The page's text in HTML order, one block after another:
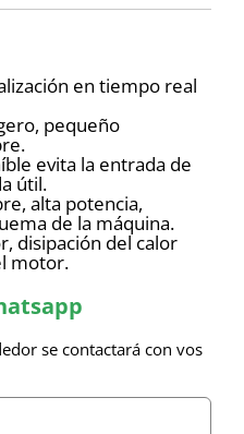
en tiempo real
pequeño
evita la entrada de
útil.
alta potencia,
de la máquina.
disipación del calor
motor.
se contactará con vos